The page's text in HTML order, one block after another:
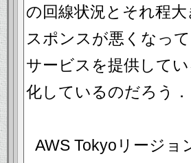
の回線状況とそれ程
スポンスが悪くなっ
サービスを提供して
化しているのだろう．
AWS Tokyoリージ